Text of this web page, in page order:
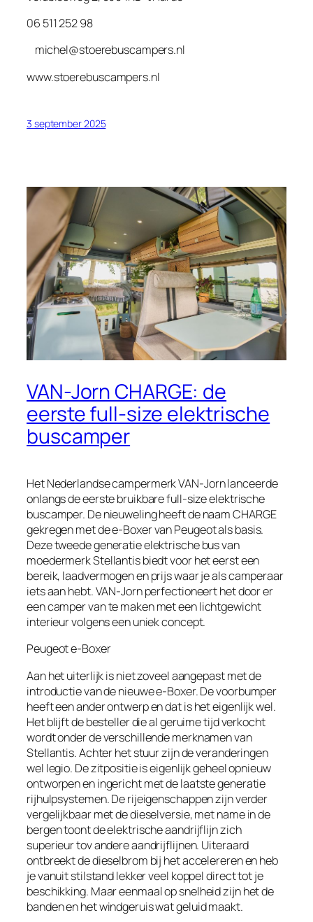
06 511 252 98
michel@stoerebuscampers.nl
www.stoerebuscampers.nl
3 september 2025
VAN-Jorn CHARGE: de
eerste full-size elektrische
buscamper
Het Nederlandse campermerk VAN-Jorn lanceerde
onlangs de eerste bruikbare full-size elektrische
buscamper. De nieuweling heeft de naam CHARGE
gekregen met de e-Boxer van Peugeot als basis.
Deze tweede generatie elektrische bus van
moedermerk Stellantis biedt voor het eerst een
bereik, laadvermogen en prijs waar je als camperaar
iets aan hebt. VAN-Jorn perfectioneert het door er
een camper van te maken met een lichtgewicht
interieur volgens een uniek concept.
Peugeot e-Boxer
Aan het uiterlijk is niet zoveel aangepast met de
introductie van de nieuwe e-Boxer. De voorbumper
heeft een ander ontwerp en dat is het eigenlijk wel.
Het blijft de besteller die al geruime tijd verkocht
wordt onder de verschillende merknamen van
Stellantis. Achter het stuur zijn de veranderingen
wel legio. De zitpositie is eigenlijk geheel opnieuw
ontworpen en ingericht met de laatste generatie
rijhulpsystemen. De rijeigenschappen zijn verder
vergelijkbaar met de dieselversie, met name in de
bergen toont de elektrische aandrijflijn zich
superieur tov andere aandrijflijnen. Uiteraard
ontbreekt de dieselbrom bij het accelereren en heb
je vanuit stilstand lekker veel koppel direct tot je
beschikking. Maar eenmaal op snelheid zijn het de
banden en het windgeruis wat geluid maakt.